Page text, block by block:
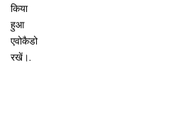
किया
हुआ
एवोकैडो
रखें।.